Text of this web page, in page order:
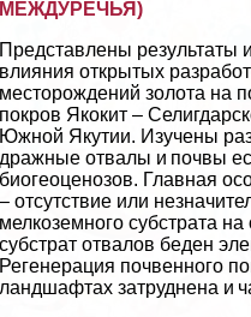
МЕЖДУРЕЧЬЯ)
Представлены результаты
влияния открытых
месторождений золота на
покров Якокит –
Южной Якутии. Изучены
дражные отвалы и почвы
биогеоценозов. Главная
– отсутствие или
мелкоземного субстрата
субстрат отвалов беден
Регенерация почвенного
ландшафтах затруднена и